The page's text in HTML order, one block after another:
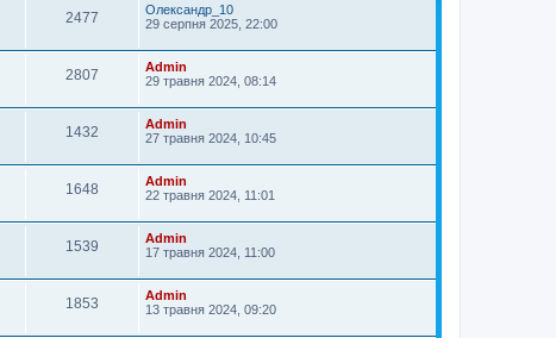
2477
Олександр_10
29 серпня 2025, 22:00
2807
Admin
29 травня 2024, 08:14
1432
Admin
27 травня 2024, 10:45
1648
Admin
22 травня 2024, 11:01
1539
Admin
17 травня 2024, 11:00
1853
Admin
13 травня 2024, 09:20